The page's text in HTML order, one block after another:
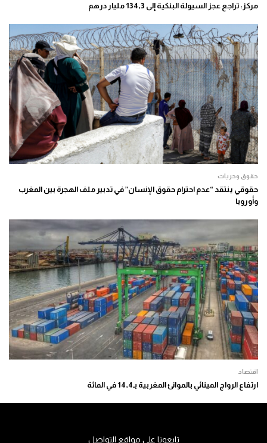
مركز: تراجع عجز السيولة البنكية إلى 134,3 مليار درهم
حقوق وحريات
حقوقي ينتقد “عدم احترام حقوق الإنسان” في تدبير ملف الهجرة بين المغرب
وأوروبا
اقتصاد
ارتفاع الرواج المينائي بالموانئ المغربية بـ14,4 في المائة
تابعونا على مواقع التواصل